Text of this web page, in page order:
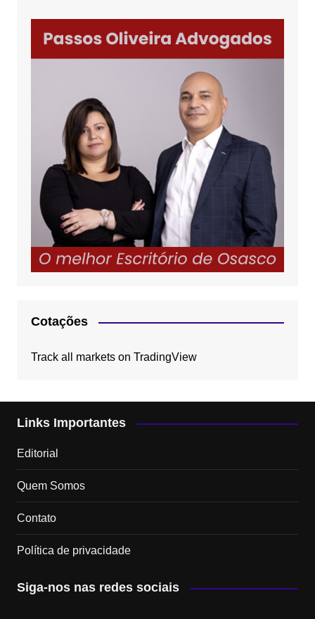
Cotações
Track all markets on TradingView
Links Importantes
Editorial
Quem Somos
Contato
Política de privacidade
Siga-nos nas redes sociais